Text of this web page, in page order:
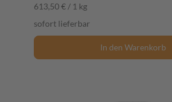
613,50 € / 1 kg
sofort lieferbar
In den Warenkorb